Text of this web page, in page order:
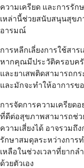
ความเครียด และการรั
เหล่านี้ช่วยสนับสนุนสุข
อารมณ์
การหลีกเลี่ยงการใช้สาร
หากคุณมีประวัติครอบค
และยาเสพติดสามารถก
และมักจะทำให้อาการข
การจัดการความเครียด
ที่ดีต่อสุขภาพสามารถช่
ความเสี่ยงได้ อาจรวมถึ
รักษาสมดุลระหว่างการ
เหลือในช่วงเวลาที่ยาก
ด้วยตัวเอง